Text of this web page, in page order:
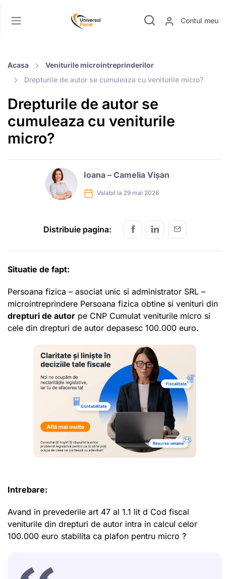
Contul meu
Acasa
Veniturile microintreprinderilor
Drepturile de autor se cumuleaza cu veniturile micro?
Drepturile de autor se
cumuleaza cu veniturile
micro?
Ioana – Camelia Vișan
Valabil la 29 mai 2026
Distribuie pagina:
Situatie de fapt:
Persoana fizica – asociat unic si administrator SRL –
microintreprindere Persoana fizica obtine si venituri din
drepturi de autor pe CNP Cumulat veniturile micro si
cele din drepturi de autor depasesc 100.000 euro.
Intrebare:
Avand in prevederile art 47 al 1.1 lit d Cod fiscal
veniturile din drepturi de autor intra in calcul celor
100.000 euro stabilita ca plafon pentru micro ?